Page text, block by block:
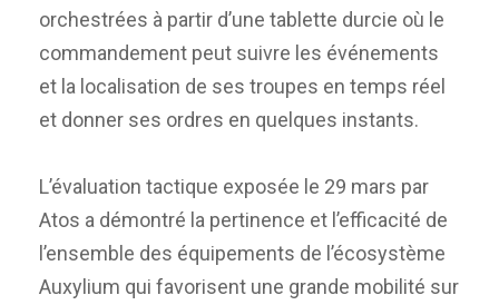
orchestrées à partir d’une tablette durcie où le
commandement peut suivre les événements
et la localisation de ses troupes en temps réel
et donner ses ordres en quelques instants.
L’évaluation tactique exposée le 29 mars par
Atos a démontré la pertinence et l’efficacité de
l’ensemble des équipements de l’écosystème
Auxylium qui favorisent une grande mobilité sur